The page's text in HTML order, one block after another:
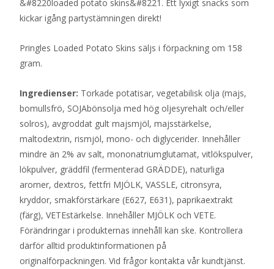
&#8220loaded potato skins&#8221. Ett lyxigt snacks som
kickar igång partystämningen direkt!
Pringles Loaded Potato Skins säljs i förpackning om 158
gram.
Ingredienser: Torkade potatisar, vegetabilisk olja (majs,
bomullsfrö, SOJAbönsolja med hög oljesyrehalt och/eller
solros), avgroddat gult majsmjöl, majsstärkelse,
maltodextrin, rismjöl, mono- och diglycerider. Innehåller
mindre än 2% av salt, mononatriumglutamat, vitlökspulver,
lökpulver, gräddfil (fermenterad GRÄDDE), naturliga
aromer, dextros, fettfri MJÖLK, VASSLE, citronsyra,
kryddor, smakförstärkare (E627, E631), paprikaextrakt
(färg), VETEstärkelse. Innehåller MJÖLK och VETE.
Förändringar i produkternas innehåll kan ske. Kontrollera
därför alltid produktinformationen på
originalförpackningen. Vid frågor kontakta vår kundtjänst.